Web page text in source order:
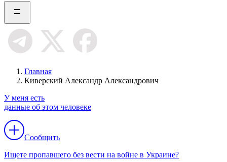
Главная
Киверский Александр Александрович
У меня есть
данные об этом человеке
Сообщить
Ищете пропавшего без вести на войне в Украине?